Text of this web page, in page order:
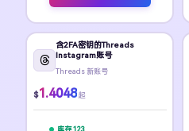
含2FA密钥的Threads
Instagram账号
Threads 新账号
$1.4048 起
库存 123